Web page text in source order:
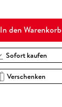
In den Warenkorb
Sofort kaufen
Verschenken